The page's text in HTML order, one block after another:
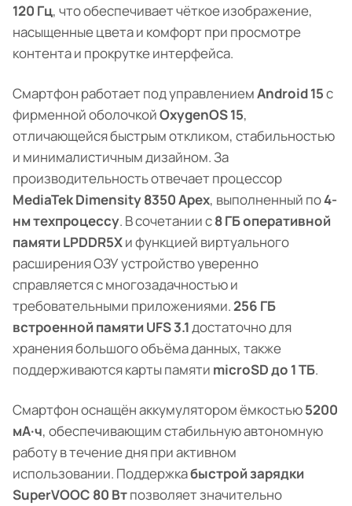
120 Гц, что обеспечивает чёткое изображение,
насыщенные цвета и комфорт при просмотре
контента и прокрутке интерфейса.
Смартфон работает под управлениемAndroid 15с
фирменной оболочкойOxygenOS 15,
отличающейся быстрым откликом, стабильностью
и минималистичным дизайном. За
производительность отвечает процессор
MediaTek Dimensity 8350 Apex, выполненный по4-
нм техпроцессу. В сочетании с8 ГБ оперативной
памяти LPDDR5Xи функцией виртуального
расширения ОЗУ устройство уверенно
справляется с многозадачностью и
требовательными приложениями.256 ГБ
встроенной памяти UFS 3.1достаточно для
хранения большого объёма данных, также
поддерживаются карты памяти microSD до 1 ТБ.
Смартфон оснащён аккумулятором ёмкостью5200
мА·ч, обеспечивающим стабильную автономную
работу в течение дня при активном
использовании. Поддержкабыстрой зарядки
SuperVOOC 80 Втпозволяет значительно